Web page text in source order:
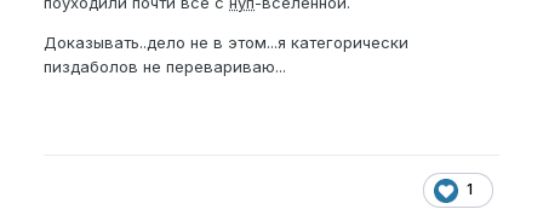
Доказывать..дело не в этом...я категорически
пиздаболов не перевариваю...
1